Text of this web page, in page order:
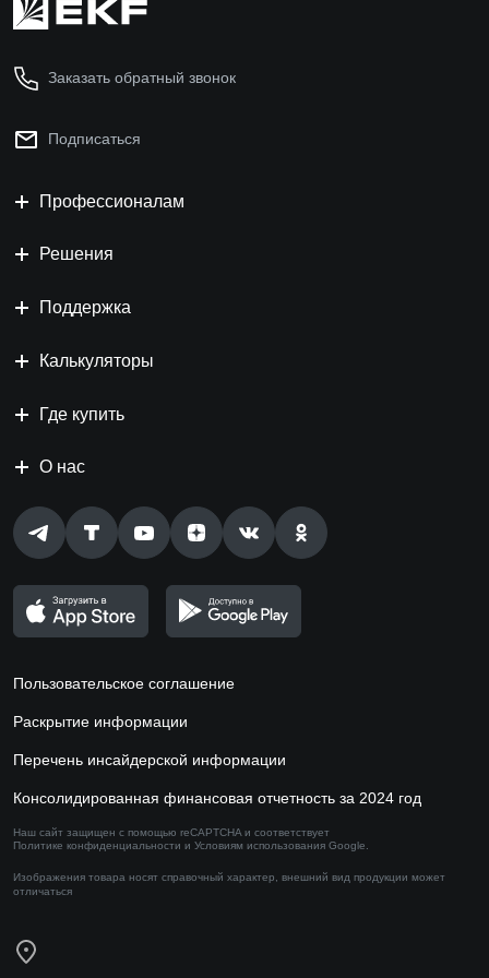
Заказать обратный звонок
Подписаться
Профессионалам
Решения
Поддержка
Калькуляторы
Где купить
О нас
Пользовательское соглашение
Раскрытие информации
Перечень инсайдерской информации
Консолидированная финансовая отчетность за 2024 год
Наш сайт защищен с помощью reCAPTCHA и соответствует
Политике конфиденциальности и Условиям использования Google.
Изображения товара носят справочный характер, внешний вид продукции может
отличаться